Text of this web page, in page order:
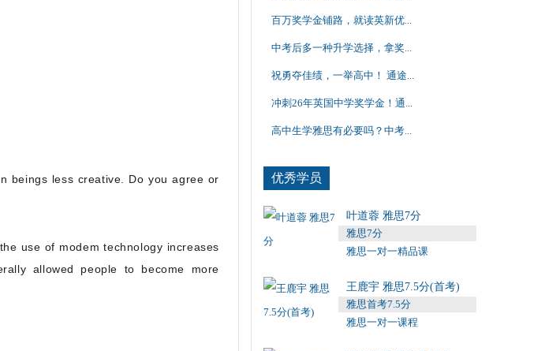
beings less creative. Do you agree or
use of modem technology increases
allowed people to become more
百万奖学金铺路，就读英新优...
中考后多一种升学选择，拿奖...
祝勇夺佳绩，一举高中！ 通途...
冲刺26年英国中学奖学金！通...
高中生学雅思有必要吗？中考...
优秀学员
叶道蓉 雅思7分
雅思7分
雅思一对一精品课
王鹿宇 雅思7.5分(首考)
雅思首考7.5分
雅思一对一课程